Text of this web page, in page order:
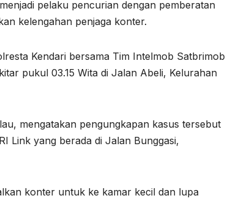
pelaku pencurian dengan pemberatan
kelengahan penjaga konter.
Kendari bersama Tim Intelmob Satbrimob
pukul 03.15 Wita di Jalan Abeli, Kelurahan
mengatakan pengungkapan kasus tersebut
Link yang berada di Jalan Bunggasi,
konter untuk ke kamar kecil dan lupa